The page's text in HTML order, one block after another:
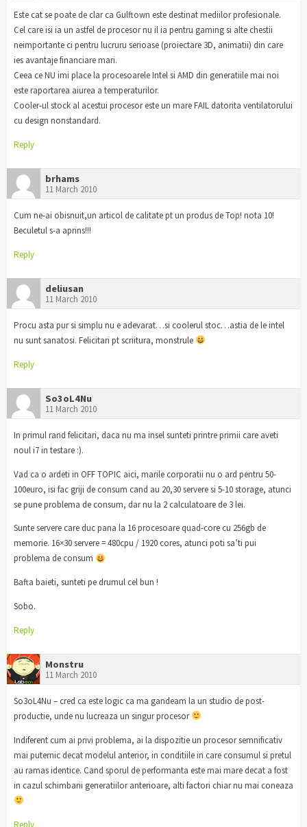
Este cat se poate de clar ca Gulftown este destinat mediilor profesionale.
Cel care isi ia un astfel de procesor nu il ia pentru gaming si alte chestii
neimportante ci pentru lucruru serioase (proiectare 3D, animatii) din care
ies avantaje financiare mari.
Ceea ce NU imi place la procesoarele Intel si AMD din generatiile mai noi
este raportarea aiurea a temperaturilor.
Cooler-ul stock al acestui procesor este un mare FAIL datorita ventilatorului
cu design nonstandard.
Reply
brhams
11 March 2010
Cum ne-ai obisnuit,un articol de calitate pt un produs de Top! nota 10!
Beculetul s-a aprins!!!
Reply
deliusan
11 March 2010
Procu asta pur si simplu nu e adevarat…si coolerul stoc…astia de le intel
nu sunt sanatosi. Felicitari pt scriitura, monstrule
Reply
So3oL4Nu
11 March 2010
In primul rand felicitari, daca nu ma insel sunteti printre primii care aveti
noul i7 in testare :).
Vad ca o ardeti in OFF TOPIC aici, marile corporatii nu o ard pentru 50-
100euro, isi fac griji de consum cand au 20,30 servere si 5-10 storage, atunci
se pune problema de consum, dar nu la 2 calculatoare de 3 lei.
Sunte servere care duc pana la 16 procesoare quad-core cu 256gb de
memorie. 16×30 servere = 480cpu / 1920 cores, atunci poti sa’ti pui
problema de consum
Bafta baieti, sunteti pe drumul cel bun !
Sobo.
Reply
Monstru
11 March 2010
So3oL4Nu – cred ca este logic ca ma gandeam la un studio de post-
productie, unde nu lucreaza un singur procesor
Indiferent cum ai privi problema, ai la dispozitie un procesor semnificativ
mai puternic decat modelul anterior, in conditiile in care consumul si pretul
au ramas identice. Cand sporul de performanta este mai mare decat a fost
in cazul schimbarii generatiilor anterioare, alti factori chiar nu mai coneaza
Reply